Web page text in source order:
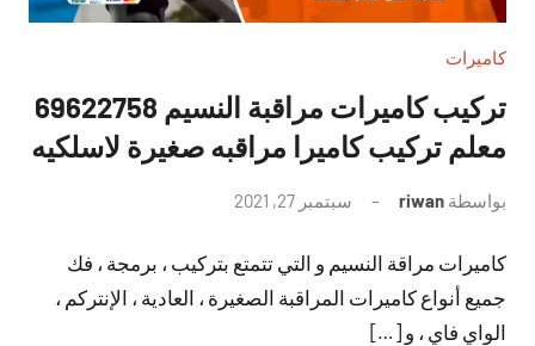
كاميرات
تركيب كاميرات مراقبة النسيم 69622758
معلم تركيب كاميرا مراقبه صغيرة لاسلكيه
بواسطة riwan سبتمبر 27, 2021
تعليقات
كاميرات مراقة النسيم و التي تتمتع بتركيب ، برمجة ، فك
جميع أنواع كاميرات المراقبة الصغيرة ، العادية ، الإنتركم ،
الواي فاي ، و […]